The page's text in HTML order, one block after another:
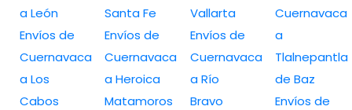
a León
Envíos de
Cuernavaca
a Los
Cabos
Santa Fe
Envíos de
Cuernavaca
a Heroica
Matamoros
Vallarta
Envíos de
Cuernavaca
a Río
Bravo
Cuernavaca
a
Tlalnepantla
de Baz
Envíos de